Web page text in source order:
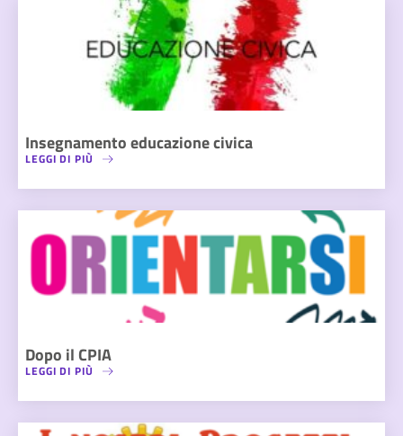
Insegnamento educazione civica
LEGGI DI PIÙ
Dopo il CPIA
LEGGI DI PIÙ